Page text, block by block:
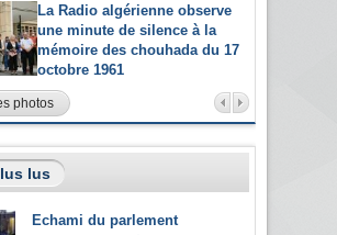
La Radio algérienne observe
une minute de silence à la
mémoire des chouhada du 17
octobre 1961
photos
lus
Echami du parlement